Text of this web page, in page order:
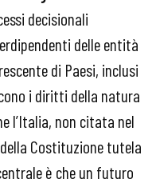
decisionali
delle entità
di Paesi, inclusi
i diritti della natura
l’Italia, non citata nel
Costituzione tutela
è che un futuro